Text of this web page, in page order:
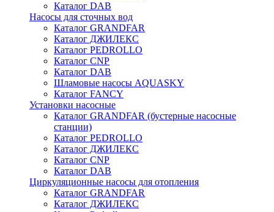
Каталог DAB
Насосы для сточных вод
Каталог GRANDFAR
Каталог ДЖИЛЕКС
Каталог PEDROLLO
Каталог CNP
Каталог DAB
Шламовые насосы AQUASKY
Каталог FANCY
Установки насосные
Каталог GRANDFAR (бустерные насосные
станции)
Каталог PEDROLLO
Каталог ДЖИЛЕКС
Каталог CNP
Каталог DAB
Циркуляционные насосы для отопления
Каталог GRANDFAR
Каталог ДЖИЛЕКС